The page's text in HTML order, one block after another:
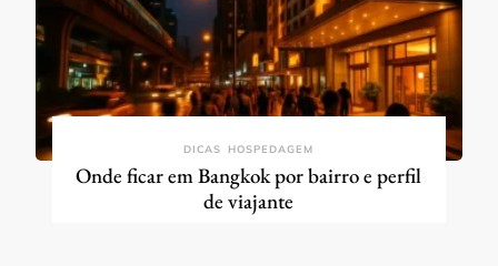
DICAS HOSPEDAGEM
Onde ficar em Bangkok por bairro e perfil
de viajante